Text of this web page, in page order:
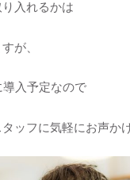
入れるかは
が、
入予定なので
ッフに気軽にお声か